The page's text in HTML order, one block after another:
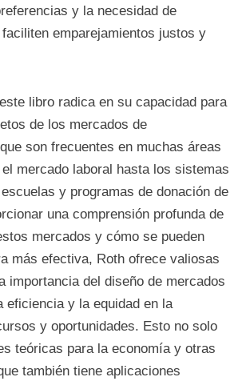
y la necesidad de
emparejamientos justos y
libro radica en su capacidad para
de los mercados de
son frecuentes en muchas áreas
mercado laboral hasta los sistemas
y programas de donación de
una comprensión profunda de
mercados y cómo se pueden
más efectiva, Roth ofrece valiosas
importancia del diseño de mercados
eficiencia y la equidad en la
y oportunidades. Esto no solo
teóricas para la economía y otras
también tiene aplicaciones